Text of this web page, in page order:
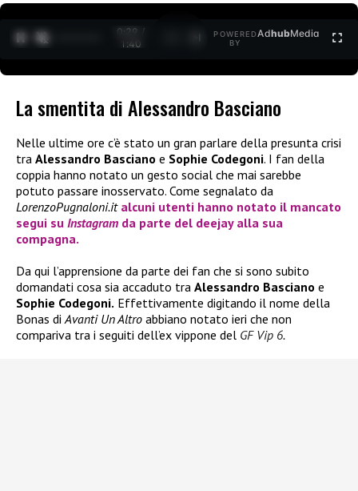
0:30 /
1:40
POWERED
BY
AdhubMedia
La smentita di Alessandro Basciano
Nelle ultime ore c’è stato un gran parlare della presunta crisi
tra Alessandro Basciano e Sophie Codegoni. I fan della
coppia hanno notato un gesto social che mai sarebbe
potuto passare inosservato. Come segnalato da
LorenzoPugnaloni.it alcuni utenti hanno notato il mancato
segui su Instagram da parte del deejay alla sua
compagna.
Da qui l’apprensione da parte dei fan che si sono subito
domandati cosa sia accaduto tra Alessandro Basciano e
Sophie Codegoni. Effettivamente digitando il nome della
Bonas diAvanti Un Altro abbiano notato ieri che non
compariva tra i seguiti dell’ex vippone del GF Vip 6.